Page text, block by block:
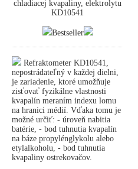
chladiacej kvapaliny, elektrolytu
KD10541
Bestseller
Refraktometer KD10541,
nepostrádateľný v každej dielni,
je zariadenie, ktoré umožňuje
zisťovať fyzikálne vlastnosti
kvapalín meraním indexu lomu
na hranici médií. Vďaka tomu je
možné určiť: - úroveň nabitia
batérie, - bod tuhnutia kvapalín
na báze propylénglykolu alebo
etylalkoholu, - bod tuhnutia
kvapaliny ostrekovačov.